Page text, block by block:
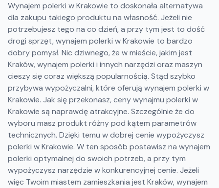
Wynajem polerki w Krakowie to doskonała alternatywa
dla zakupu takiego produktu na własność. Jeżeli nie
potrzebujesz tego na co dzień, a przy tym jest to dość
drogi sprzęt, wynajem polerki w Krakowie to bardzo
dobry pomysł. Nic dziwnego, że w mieście, jakim jest
Kraków, wynajem polerki i innych narzędzi oraz maszyn
cieszy się coraz większą popularnością. Stąd szybko
przybywa wypożyczalni, które oferują wynajem polerki w
Krakowie. Jak się przekonasz, ceny wynajmu polerki w
Krakowie są naprawdę atrakcyjne. Szczególnie że do
wyboru masz produkt różny pod kątem parametrów
technicznych. Dzięki temu w dobrej cenie wypożyczysz
polerki w Krakowie. W ten sposób postawisz na wynajem
polerki optymalnej do swoich potrzeb, a przy tym
wypożyczysz narzędzie w konkurencyjnej cenie. Jeżeli
więc Twoim miastem zamieszkania jest Kraków, wynajem